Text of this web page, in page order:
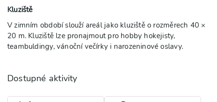
Kluziště
V zimním období slouží areál jako kluziště o rozměrech 40 ×
20 m. Kluziště lze pronajmout pro hobby hokejisty,
teambuldingy, vánoční večírky i narozeninové oslavy.
Dostupné aktivity